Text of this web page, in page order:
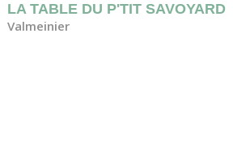
LA TABLE DU P'TIT SAVOYARD
Valmeinier